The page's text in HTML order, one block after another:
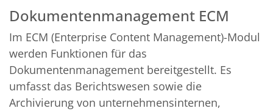
Dokumentenmanagement ECM
Im ECM (Enterprise Content Management)-Modul
werden Funktionen für das
Dokumentenmanagement bereitgestellt. Es
umfasst das Berichtswesen sowie die
Archivierung von unternehmensinternen,